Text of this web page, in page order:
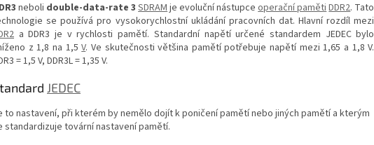
neboli double-data-rate 3 SDRAMje evoluční nástupceoperační pamětiDDR2. Tato
se používá pro vysokorychlostní ukládání pracovních dat. Hlavní rozdíl mezi
a DDR3 je v rychlosti pamětí. Standardní napětí určené standardem JEDEC bylo
z 1,8 na 1,5V. Ve skutečnosti většina pamětí potřebuje napětí mezi 1,65 a 1,8 V.
= 1,5 V, DDR3L = 1,35 V.
JEDEC
to nastavení, při kterém by nemělo dojít k poničení pamětí nebo jiných pamětí a kterým
standardizuje tovární nastavení pamětí.